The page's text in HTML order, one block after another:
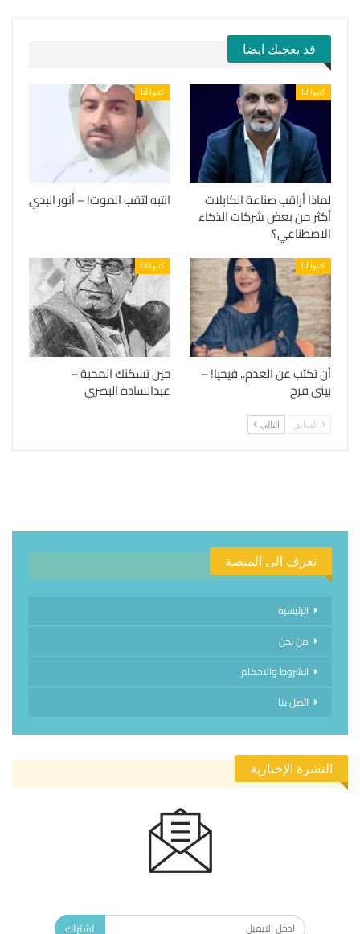
قد يعجبك ايضا
كتبوا لنا
لماذا أراقب صناعة الكابلات
أكثر من بعض شركات الذكاء
الاصطناعي؟
كتبوا لنا
انتبه لثقب الموت! – أنور البدي
كتبوا لنا
أن تكتب عن العدم.. فيحيا! –
بيتي فرح
كتبوا لنا
حين تسكنك المحبة –
عبدالسادة البصري
السابق التالي
تعرف الى المنصة
الرئيسية
من نحن
الشروط والاحكام
اتصل بنا
النشرة الإخبارية
اشتراك